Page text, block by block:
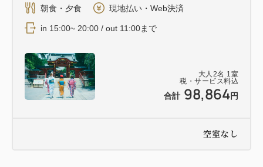
大人 2名 1 室
税・サービス料込
合計 98,864円
朝食・夕食 現地払い・Web決済
in 15:00~ 20:00 / out 11:00まで
空室なし